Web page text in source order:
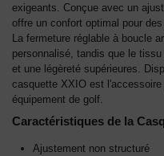
exigeants. Conçue avec un
offre un confort optimal pour
La fermeture réglable à boucle
personnalisé, tandis que le
et une légèreté supérieures.
casquette XXIO est
équipement de golf.
Caractéristiques de la
Ajustement non structuré